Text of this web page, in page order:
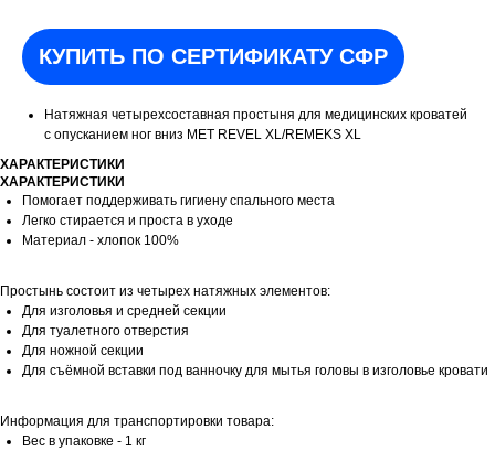
КУПИТЬ ПО СЕРТИФИКАТУ СФР
Натяжная четырехсоставная простыня для медицинских кроватей
с опусканием ног вниз МЕТ REVEL XL/REMEKS XL
ХАРАКТЕРИСТИКИ
ХАРАКТЕРИСТИКИ
Помогает поддерживать гигиену спального места
Легко стирается и проста в уходе
Материал - хлопок 100%
Простынь состоит из четырех натяжных элементов:
Для изголовья и средней секции
Для туалетного отверстия
Для ножной секции
Для съёмной вставки под ванночку для мытья головы в изголовье кровати
Информация для транспортировки товара:
Вес в упаковке - 1 кг